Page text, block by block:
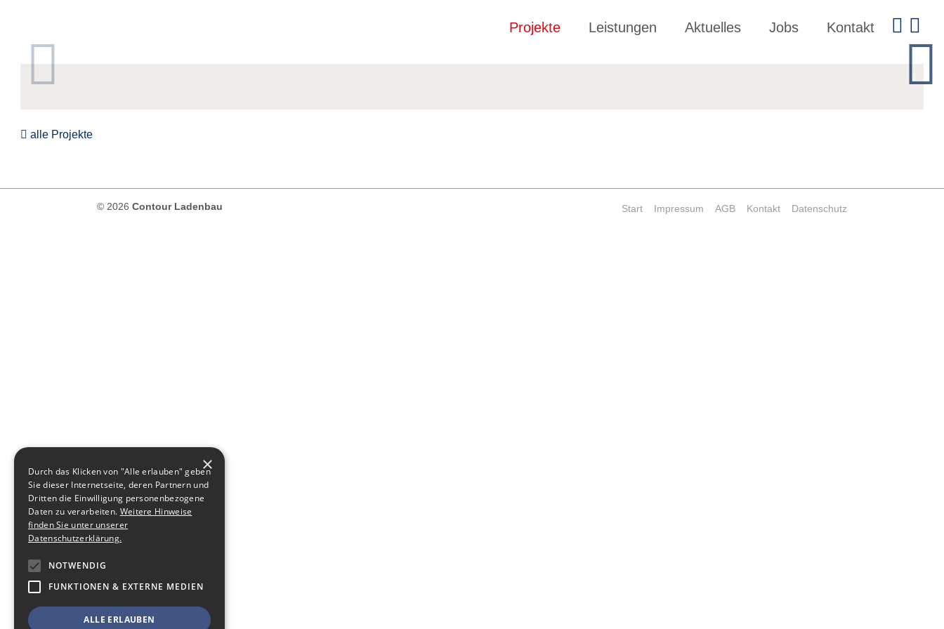
Projekte Leistungen Aktuelles Jobs Kontakt
alle Projekte
© 2026 Contour Ladenbau Start Impressum AGB Kontakt Datenschutz
×
Durch das Klicken von "Alle erlauben" geben
Sie dieser Internetseite, deren Partnern und
Dritten die Einwilligung personenbezogene
Daten zu verarbeiten. Weitere Hinweise
finden Sie unter unserer
Datenschutzerklärung.
NOTWENDIG
FUNKTIONEN & EXTERNE MEDIEN
ALLE ERLAUBEN